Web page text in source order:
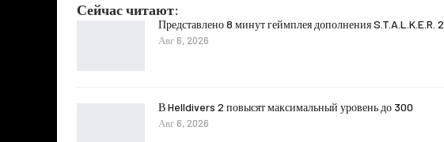
Сейчас читают:
Представлено 8 минут геймплея дополнения S.T.A.L.K.E.R. 2
Авг 6, 2026
В Helldivers 2 повысят максимальный уровень до 300
Авг 6, 2026